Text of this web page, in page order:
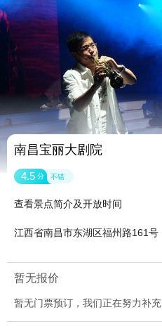
南昌宝丽大剧院
4.5 分 不错
查看景点简介及开放时间
江西省南昌市东湖区福州路161号
暂无报价
暂无门票预订，我们正在努力补充
